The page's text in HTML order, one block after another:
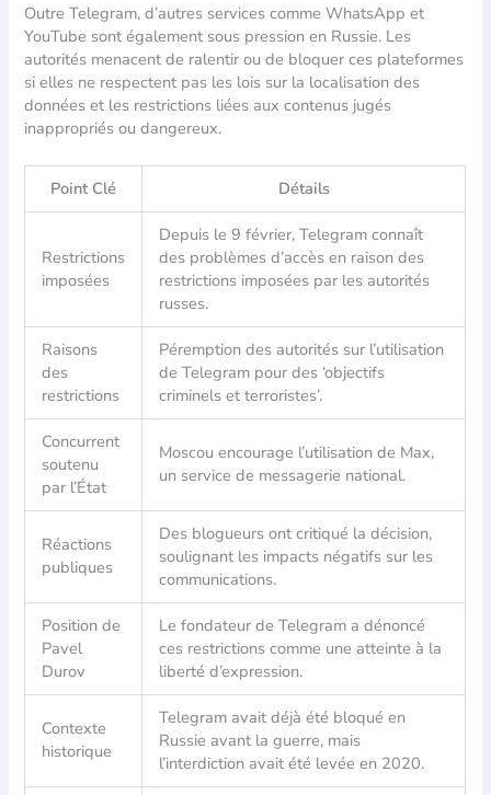
Outre Telegram, d’autres services comme WhatsApp et
YouTube sont également sous pression en Russie. Les
autorités menacent de ralentir ou de bloquer ces plateformes
si elles ne respectent pas les lois sur la localisation des
données et les restrictions liées aux contenus jugés
inappropriés ou dangereux.
Point Clé Détails
Restrictions
imposées
Depuis le 9 février, Telegram connaît
des problèmes d’accès en raison des
restrictions imposées par les autorités
russes.
Raisons
des
restrictions
Péremption des autorités sur l’utilisation
de Telegram pour des ‘objectifs
criminels et terroristes’.
Concurrent
soutenu
par l’État
Moscou encourage l’utilisation de Max,
un service de messagerie national.
Réactions
publiques
Des blogueurs ont critiqué la décision,
soulignant les impacts négatifs sur les
communications.
Position de
Pavel
Durov
Le fondateur de Telegram a dénoncé
ces restrictions comme une atteinte à la
liberté d’expression.
Contexte
historique
Telegram avait déjà été bloqué en
Russie avant la guerre, mais
l’interdiction avait été levée en 2020.